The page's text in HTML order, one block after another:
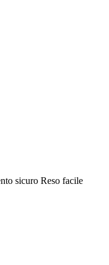
sicuro Reso facile